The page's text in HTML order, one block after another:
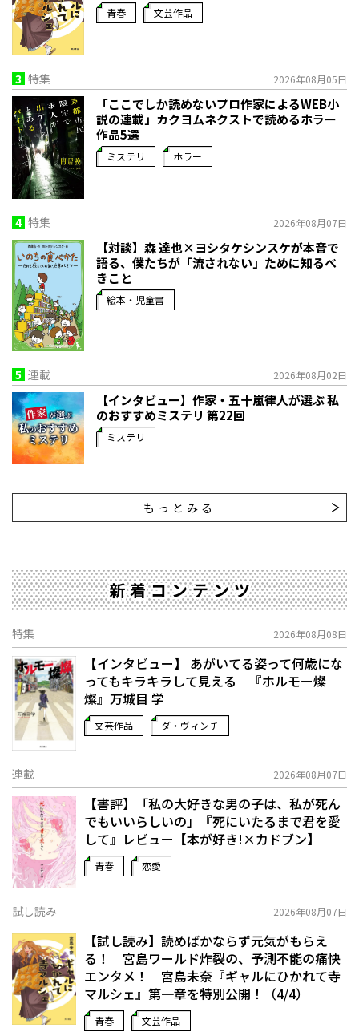
青春 文芸作品
3 特集 2026年08月05日
「ここでしか読めないプロ作家によるWEB小
説の連載」――カクヨムネクストで読めるホラー
作品5選
ミステリ ホラー
4 特集 2026年08月07日
【対談】森 達也×ヨシタケシンスケが本音で
語る、僕たちが「流されない」ために知るべ
きこと
絵本・児童書
5 連載 2026年08月02日
【インタビュー】作家・五十嵐律人が選ぶ 私
のおすすめミステリ 第22回
ミステリ
もっとみる
新着コンテンツ
特集 2026年08月08日
【インタビュー】 あがいてる姿って何歳にな
ってもキラキラして見える 『ホルモー燦
燦』万城目 学
文芸作品 ダ・ヴィンチ
連載 2026年08月07日
【書評】「私の大好きな男の子は、私が死ん
でもいいらしいの」――『死にいたるまで君を愛
して』レビュー【本が好き!×カドブン】
青春 恋愛
試し読み 2026年08月07日
【試し読み】読めばかならず元気がもらえ
る！ 宮島ワールド炸裂の、予測不能の痛快
エンタメ！ 宮島未奈『ギャルにひかれて寺
マルシェ』第一章を特別公開！（4/4）
青春 文芸作品